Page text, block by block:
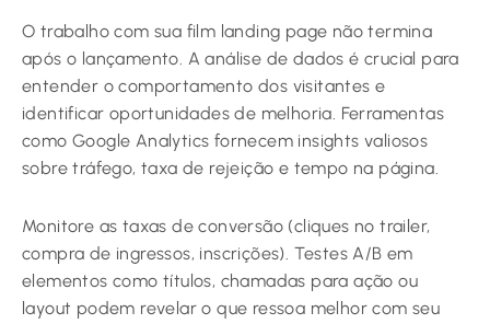
O trabalho com sua film landing page não termina
após o lançamento. A análise de dados é crucial para
entender o comportamento dos visitantes e
identificar oportunidades de melhoria. Ferramentas
como Google Analytics fornecem insights valiosos
sobre tráfego, taxa de rejeição e tempo na página.
Monitore as taxas de conversão (cliques no trailer,
compra de ingressos, inscrições). Testes A/B em
elementos como títulos, chamadas para ação ou
layout podem revelar o que ressoa melhor com seu